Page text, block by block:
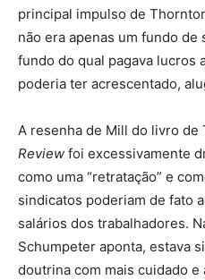
principal impulso de
não era apenas um fundo de
fundo do qual pagava lucros
poderia ter acrescentado,
A resenha de Mill do livro de
Review foi excessivamente
como uma “retratação” e
sindicatos poderiam de fato
salários dos trabalhadores.
Schumpeter aponta, estava
doutrina com mais cuidado